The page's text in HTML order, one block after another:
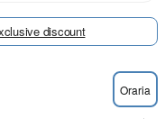
discount
Oraria